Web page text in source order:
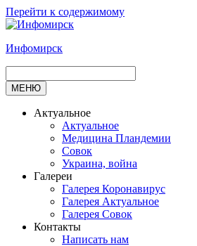
Перейти к содержимому
Инфомирск
МЕНЮ
Актуальное
Актуальное
Медицина Пландемии
Совок
Украина, война
Галереи
Галерея Коронавирус
Галерея Актуальное
Галерея Совок
Контакты
Написать нам